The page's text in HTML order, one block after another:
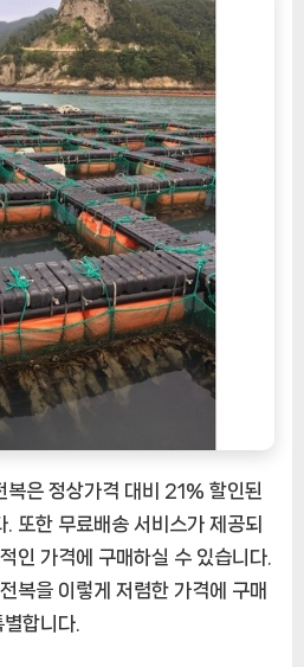
복은 정상가격 대비 21% 할인된
또한 무료배송 서비스가 제공되
인 가격에 구매하실 수 있습니다.
복을 이렇게 저렴한 가격에 구매
합니다.